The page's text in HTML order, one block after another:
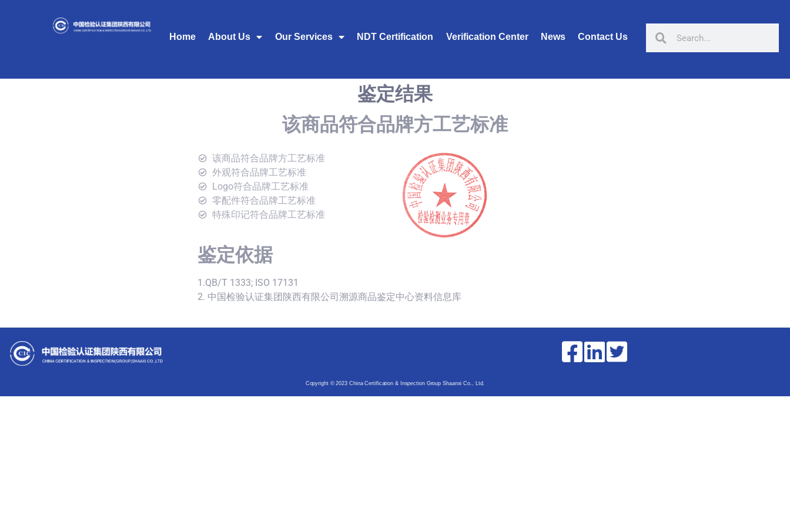
Home About Us Our Services NDT Certification Verification Center News Contact Us
鉴定结果
该商品符合品牌方工艺标准
该商品符合品牌方工艺标准
外观符合品牌工艺标准
Logo符合品牌工艺标准
零配件符合品牌工艺标准
特殊印记符合品牌工艺标准
鉴定依据
1.QB/T 1333; ISO 17131
2. 中国检验认证集团陕西有限公司溯源商品鉴定中心资料信息库
Copyright © 2023 China Certification & Inspection Group Shaanxi Co., Ltd.